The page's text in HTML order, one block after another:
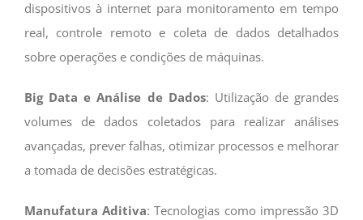
dispositivos à internet para monitoramento em tempo
real, controle remoto e coleta de dados detalhados
sobre operações e condições de máquinas.
Big Data e Análise de Dados: Utilização de grandes
volumes de dados coletados para realizar análises
avançadas, prever falhas, otimizar processos e melhorar
a tomada de decisões estratégicas.
Manufatura Aditiva: Tecnologias como impressão 3D